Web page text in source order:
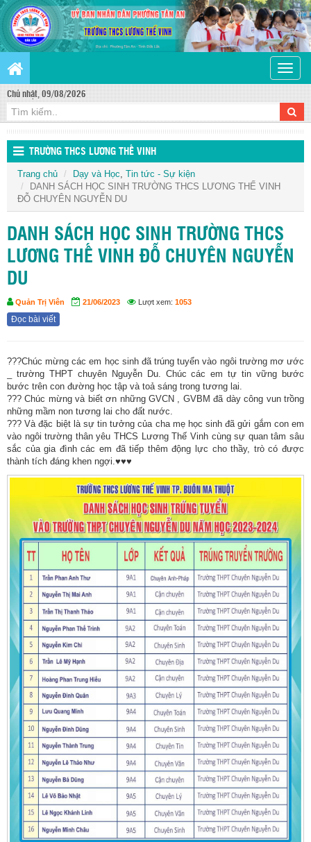
Toggle
Chủ nhật, 09/08/2026
TRƯỜNG THCS LƯƠNG THẾ VINH
Trang chủ Dạy và Học Tin tức - Sự kiện
DANH SÁCH HỌC SINH TRƯỜNG THCS LƯƠNG THẾ VINH
ĐỖ CHUYÊN NGUYỄN DU
DANH SÁCH HỌC SINH TRƯỜNG THCS
LƯƠNG THẾ VINH ĐỖ CHUYÊN NGUYỄN
DU
Quản Trị Viên 21/06/2023 Lượt xem: 1053
Đọc bài viết
???Chúc mừng các em học sinh đã trúng tuyển vào ngôi trường mơ ước
_ trường THPT chuyên Nguyễn Du. Chúc các em tự tin vững bước
bước trên con đường học tập và toả sáng trong tương lai.
??? Chúc mừng và biết ơn những GVCN , GVBM đã dày công vun trồng
những mầm non tương lai cho đất nước.
??? Và đặc biệt là sự tin tưởng của cha mẹ học sinh đã gửi gắm con em
vào ngôi trường thân yêu THCS Lương Thế Vinh cùng sự quan tâm sâu
sắc của gia đình các em đã tiếp thêm động lực cho thầy, trò có được
thành tích đáng khen ngợi.♥️♥️♥️